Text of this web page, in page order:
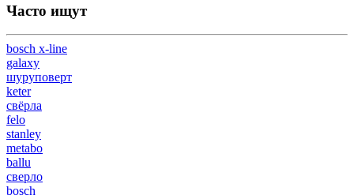
Часто ищут
bosch x-line
galaxy
шуруповерт
keter
свёрла
felo
stanley
metabo
ballu
сверло
bosch